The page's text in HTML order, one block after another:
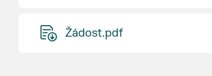
Žádost.pdf